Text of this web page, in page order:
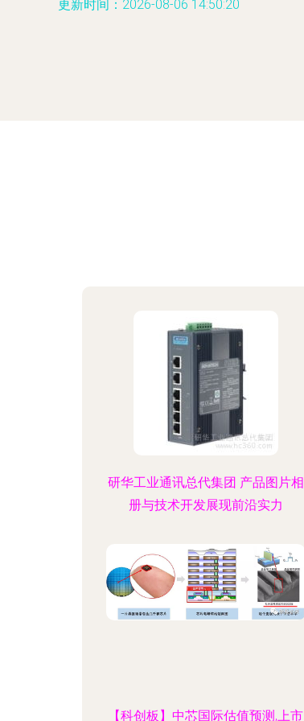
更新时间：2026-08-06 14:50:20
研华工业通讯总代集团 产品图片相
册与技术开发展现前沿实力
【科创板】中芯国际估值预测,上市